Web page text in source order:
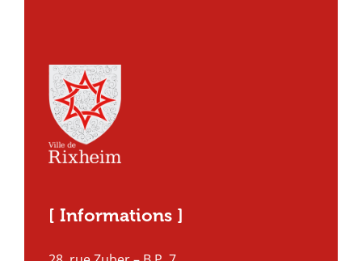
[ Informations ]